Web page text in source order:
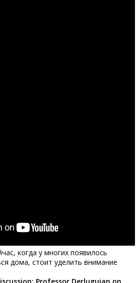
когда у многих появилось
дома, стоит уделить внимание